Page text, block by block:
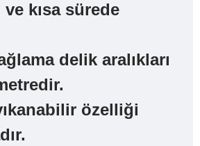
kısa sürede
delik aralıkları
özelliği